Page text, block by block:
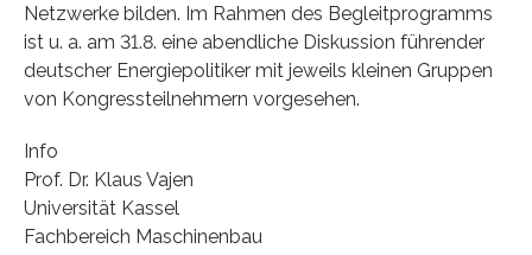
Netzwerke bilden. Im Rahmen des Begleitprogramms
ist u. a. am 31.8. eine abendliche Diskussion führender
deutscher Energiepolitiker mit jeweils kleinen Gruppen
von Kongressteilnehmern vorgesehen.
Info
Prof. Dr. Klaus Vajen
Universität Kassel
Fachbereich Maschinenbau